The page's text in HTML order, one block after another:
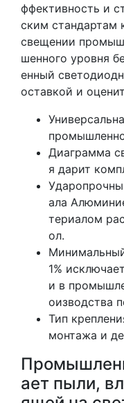
ффективность и
ским стандартам
свещении
шенного уровня
енный
оставкой и
Диаграмма
я дарит
ала
териалом
ол.
1%
и в
оизводства
Тип
монтажа и
ает пыли,